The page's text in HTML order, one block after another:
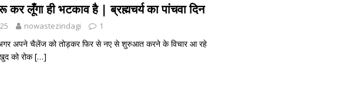
लूँगा ही भटकाव है | ब्रह्मचर्य का पांचवा दिन
nowastezindagi 1
अपने चैलेंज को तोड़कर फिर से नए से शुरुआत करने के विचार आ रहे
को रोक[…]